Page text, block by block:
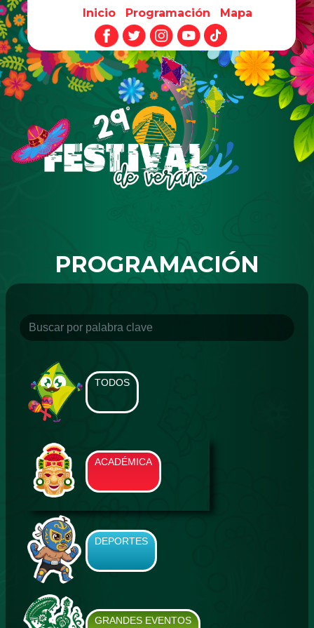
Pasar al contenido principal
Inicio Programación Mapa
PROGRAMACIÓN
TODOS
ACADÉMICA
DEPORTES
GRANDES EVENTOS